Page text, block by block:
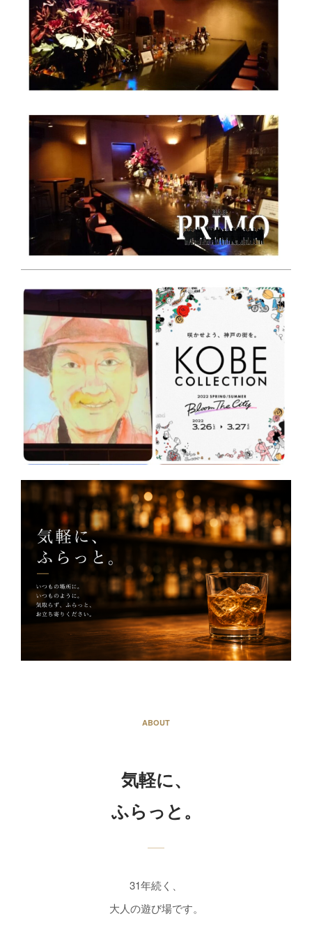
ABOUT
気軽に、
ふらっと。
31年続く、
大人の遊び場です。